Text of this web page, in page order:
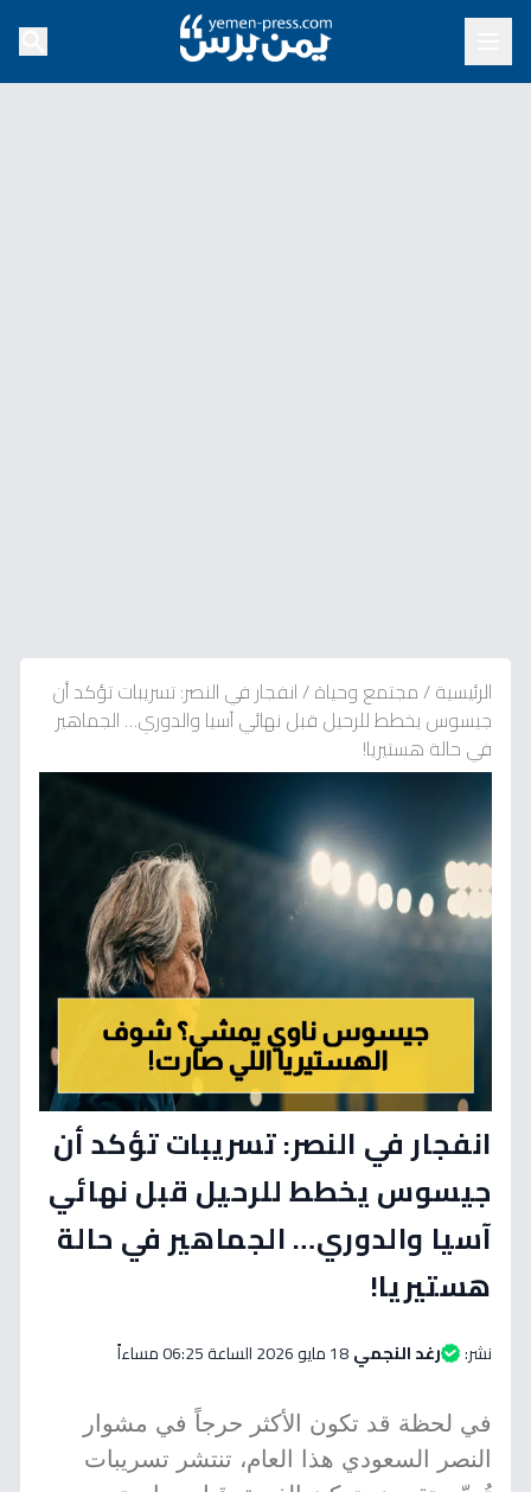
الرئيسية/مجتمع وحياة/انفجار في النصر: تسريبات تؤكد أن
جيسوس يخطط للرحيل قبل نهائي آسيا والدوري… الجماهير
في حالة هستيريا!
انفجار في النصر: تسريبات تؤكد أن
جيسوس يخطط للرحيل قبل نهائي
آسيا والدوري… الجماهير في حالة
هستيريا!
نشر: رغد النجمي18 مايو 2026 الساعة 06:25 مساءاً
في لحظة قد تكون الأكثر حرجاً في مشوار
النصر السعودي هذا العام، تنتشر تسريبات